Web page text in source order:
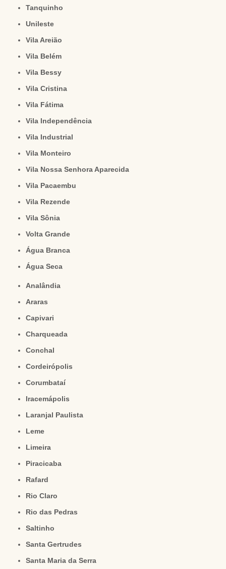
Tanquinho
Unileste
Vila Areião
Vila Belém
Vila Bessy
Vila Cristina
Vila Fátima
Vila Independência
Vila Industrial
Vila Monteiro
Vila Nossa Senhora Aparecida
Vila Pacaembu
Vila Rezende
Vila Sônia
Volta Grande
Água Branca
Água Seca
Analândia
Araras
Capivari
Charqueada
Conchal
Cordeirópolis
Corumbataí
Iracemápolis
Laranjal Paulista
Leme
Limeira
Piracicaba
Rafard
Rio Claro
Rio das Pedras
Saltinho
Santa Gertrudes
Santa Maria da Serra